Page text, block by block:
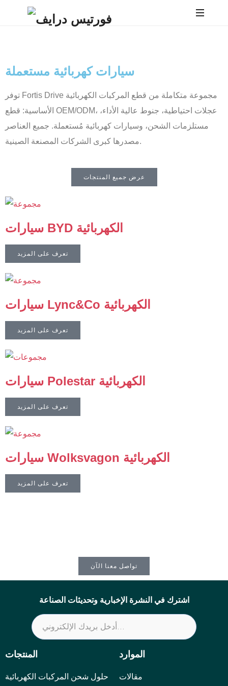
سيارات كهربائية مستعملة
توفر Fortis Drive مجموعة متكاملة من قطع المركبات الكهربائية
الأساسية: قطع OEM/ODM، عجلات احتياطية، جنوط عالية الأداء،
مستلزمات الشحن، وسيارات كهربائية مُستعملة. جميع العناصر
مصدرها كبرى الشركات المصنعة الصينية.
عرض جميع المنتجات
سيارات BYD الكهربائية
تعرف على المزيد
سيارات Lync&Co الكهربائية
تعرف على المزيد
سيارات Polestar الكهربائية
تعرف على المزيد
سيارات Wolksvagon الكهربائية
تعرف على المزيد
تواصل معنا الآن
اشترك في النشرة الإخبارية وتحديثات الصناعة
المنتجات
حلول شحن المركبات الكهربائية
الموارد
مقالات